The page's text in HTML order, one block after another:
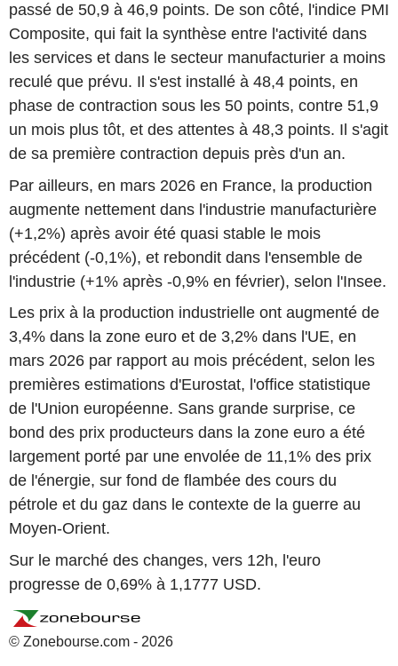
passé de 50,9 à 46,9 points. De son côté, l'indice PMI
Composite, qui fait la synthèse entre l'activité dans
les services et dans le secteur manufacturier a moins
reculé que prévu. Il s'est installé à 48,4 points, en
phase de contraction sous les 50 points, contre 51,9
un mois plus tôt, et des attentes à 48,3 points. Il s'agit
de sa première contraction depuis près d'un an.
Par ailleurs, en mars 2026 en France, la production
augmente nettement dans l'industrie manufacturière
(+1,2%) après avoir été quasi stable le mois
précédent (-0,1%), et rebondit dans l'ensemble de
l'industrie (+1% après -0,9% en février), selon l'Insee.
Les prix à la production industrielle ont augmenté de
3,4% dans la zone euro et de 3,2% dans l'UE, en
mars 2026 par rapport au mois précédent, selon les
premières estimations d'Eurostat, l'office statistique
de l'Union européenne. Sans grande surprise, ce
bond des prix producteurs dans la zone euro a été
largement porté par une envolée de 11,1% des prix
de l'énergie, sur fond de flambée des cours du
pétrole et du gaz dans le contexte de la guerre au
Moyen-Orient.
Sur le marché des changes, vers 12h, l'euro
progresse de 0,69% à 1,1777 USD.
© Zonebourse.com - 2026